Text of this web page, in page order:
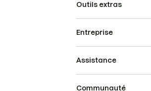
Outils extras
Entreprise
Assistance
Communauté